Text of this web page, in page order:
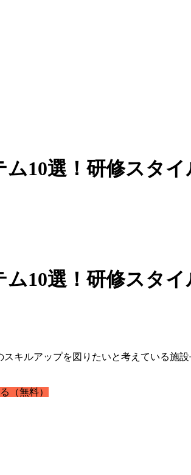
10選！研修スタ
10選！研修スタ
キルアップを図りたいと考えている施
（無料）